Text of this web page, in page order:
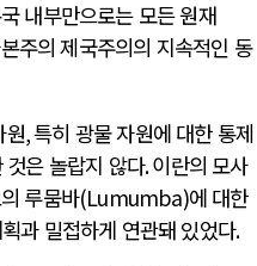
내부만으로는 모든 원재
주의 제국주의의 지속적인 동
원,특히 광물 자원에 대한 통제
은 놀랍지 않다.이란의 모사
루뭄바(Lumumba)에 대한
과 밀접하게 연관돼 있었다.